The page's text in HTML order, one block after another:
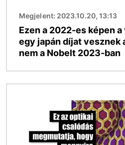
Megjelent: 2023.10.20, 13:13
Ezen a 2022-es képen
egy japán díjat vesznek
nem a Nobelt 2023-ban